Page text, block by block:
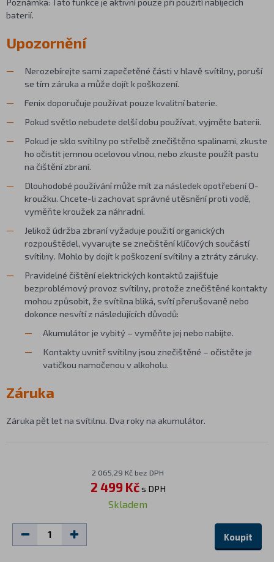
baterií.
Upozornění
Nerozebírejte sami zapečetěné části v hlavě svítilny, poruší
se tím záruka a může dojít k poškození.
Fenix doporučuje používat pouze kvalitní baterie.
Pokud světlo nebudete delší dobu používat, vyjměte baterii.
Pokud je sklo svítilny po střelbě znečištěno spalinami, zkuste
ho očistit jemnou ocelovou vlnou, nebo zkuste použít pastu
na čištění zbraní.
Dlouhodobé používání může mít za následek opotřebení O-
kroužku. Chcete-li zachovat správné utěsnění proti vodě,
vyměňte kroužek za náhradní.
Jelikož údržba zbraní vyžaduje použití organických
rozpouštědel, vyvarujte se znečištění klíčových součástí
svítilny. Mohlo by dojít k poškození svítilny a ztráty záruky.
Pravidelné čištění elektrických kontaktů zajišťuje
bezproblémový provoz svítilny, protože znečištěné kontakty
mohou způsobit, že svítilna bliká, svítí přerušovaně nebo
dokonce nesvítí z následujících důvodů:
Akumulátor je vybitý – vyměňte jej nebo nabijte.
Kontakty uvnitř svítilny jsou znečištěné – očistěte je
vatičkou namočenou v alkoholu.
Záruka
Záruka pět let na svítilnu. Dva roky na akumulátor.
2 065,29 Kč bez DPH
2 499 Kčs DPH
Skladem
Koupit